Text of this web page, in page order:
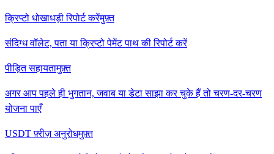
क्रिप्टो धोखाधड़ी रिपोर्ट करेंमुफ़्त
संदिग्ध वॉलेट, पता या क्रिप्टो पेमेंट पाथ की रिपोर्ट करें
पीड़ित सहायतामुफ़्त
अगर आप पहले ही भुगतान, जवाब या डेटा साझा कर चुके हैं तो चरण-दर-चरण
योजना पाएँ
USDT फ़्रीज़ अनुरोधमुफ़्त